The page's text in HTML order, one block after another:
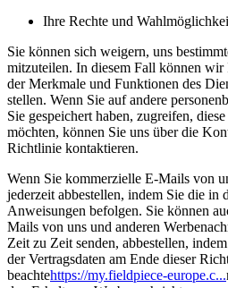
Ihre Rechte und
Sie können sich weigern, uns
mitzuteilen. In diesem Fall können
der Merkmale und Funktionen des
stellen. Wenn Sie auf andere
Sie gespeichert haben, zugreifen,
möchten, können Sie uns über die
Richtlinie kontaktieren.
Wenn Sie kommerzielle E-Mails von
jederzeit abbestellen, indem Sie die in
Anweisungen befolgen. Sie können
Mails von uns und anderen
Zeit zu Zeit senden, abbestellen,
der Vertragsdaten am Ende dieser
beachtehttps://my.fieldpiece-europe.c...